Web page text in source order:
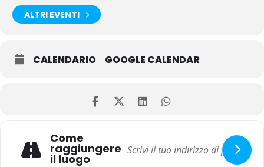
ALTRI EVENTI
CALENDARIO GOOGLE CALENDAR
Come
raggiungere
il luogo